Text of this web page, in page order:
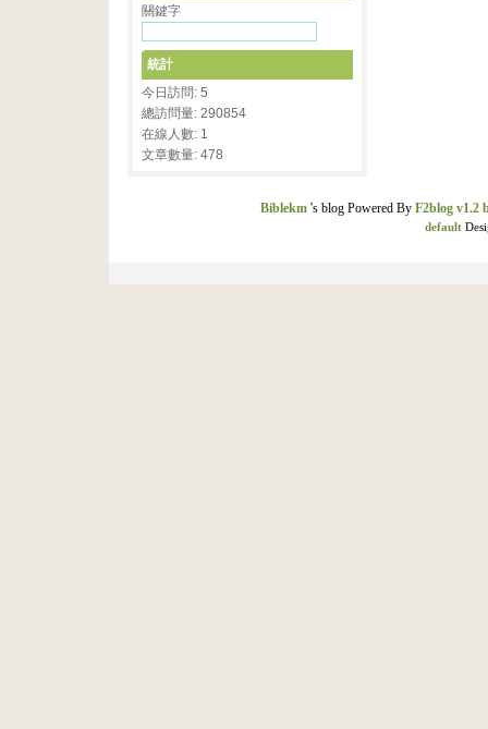
關鍵字
統計
今日訪問: 5
總訪問量: 290854
在線人數: 1
文章數量: 478
Biblekm 's blog Powered By F2blog v1.2
default